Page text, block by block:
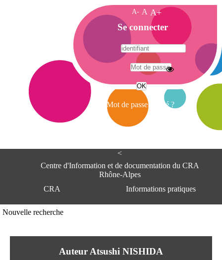
<
Centre d'Information et de documentation du CRA
Rhône-Alpes
CRA
Informations pratiques
Centre Hospitalier le Vinatier
95, Bd Pinel
Nouvelle recherche
Auteur Atsushi NISHIDA
A- A A+
A
c
c
e
i
Se connecter
Mot de passe oublié ?
A
e
e
n
o